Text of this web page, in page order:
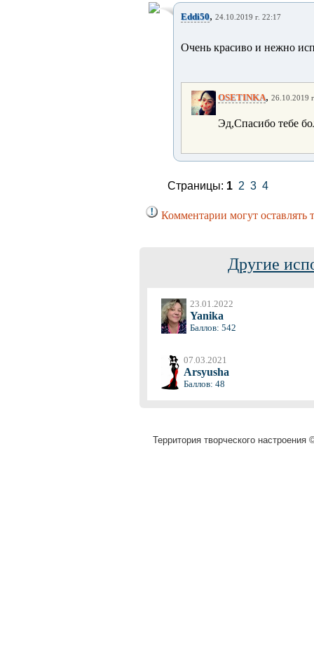
Eddi50, 24.10.2019 г. 22:17
Очень красиво и нежно
OSETINKA, 26.10.2019
Эд,Спасибо тебе
Страницы: 1 2 3 4
Комментарии могут оставлять
Другие
23.01.2022
Yanika
Баллов: 542
07.03.2021
Arsyusha
Баллов: 48
Территория творческого